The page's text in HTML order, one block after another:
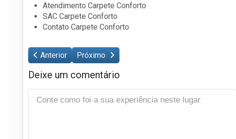
Atendimento Carpete Conforto
SAC Carpete Conforto
Contato Carpete Conforto
Anterior Próximo
Deixe um comentário